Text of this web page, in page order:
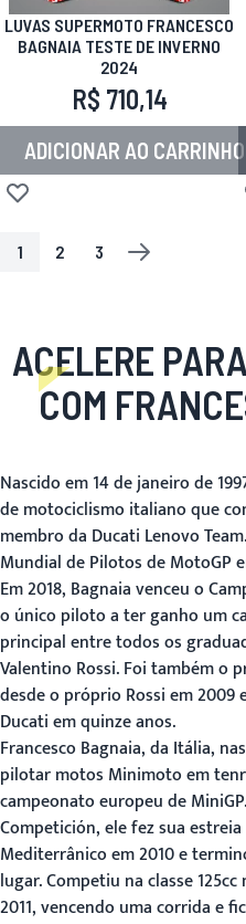
LUVAS SUPERMOTO FRANCESCO
BAGNAIA TESTE DE INVERNO
2024
R$ 710,14
ADICIONAR AO CARRINHO
Adicionar à lista de desejos
PÁGINAVOCÊ ESTA LENDO A PAGINA
1
PÁGINA
2
PÁGINA
3
PÁGINA
PRÓXIMO
ACELERE
COM
Nascido em 14 de janeiro de
de motociclismo italiano que
membro da Ducati Lenovo
Mundial de Pilotos de MotoGP
Em 2018, Bagnaia venceu o
o único piloto a ter ganho um
principal entre todos os
Valentino Rossi. Foi também o
desde o próprio Rossi em
Ducati em quinze anos.
Francesco Bagnaia, da Itália,
pilotar motos Minimoto em
campeonato europeu de
Competición, ele fez sua
Mediterrânico em 2010 e
lugar. Competiu na classe
2011, vencendo uma corrida e